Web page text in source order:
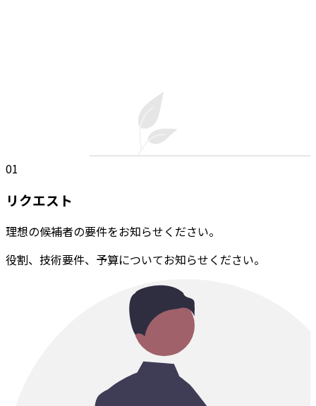
01
リクエスト
理想の候補者の要件をお知らせください。
役割、技術要件、予算についてお知らせください。